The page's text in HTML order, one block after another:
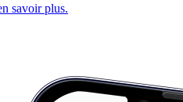
savoir plus.